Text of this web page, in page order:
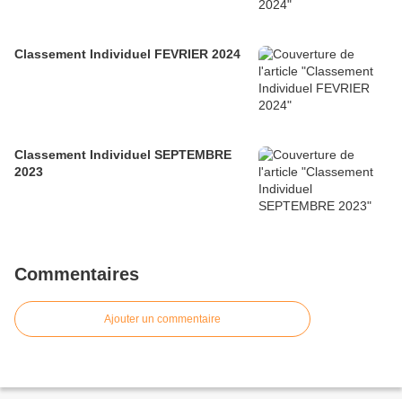
Classement Individuel FEVRIER 2024
Classement Individuel SEPTEMBRE
2023
Commentaires
Ajouter un commentaire